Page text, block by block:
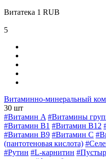
Витатека 1 RUB
5
Витаминно-минеральный
30 шт
#Витамин A #Витамины
#Витамин B1 #Витамин B12
#Витамин B9 #Витамин C
(пантотеновая кислота)
#Рутин #L-карнитин